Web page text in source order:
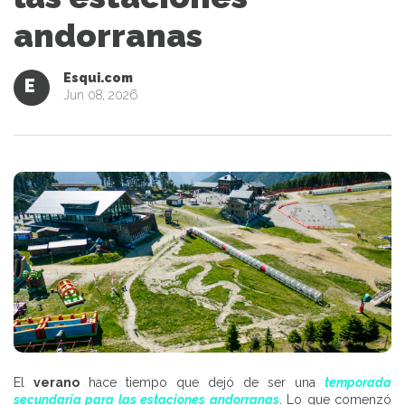
andorranas
E
Esqui.com
Jun 08, 2026
El verano hace tiempo que dejó de ser una temporada
secundaria para las estaciones andorranas. Lo que comenzó